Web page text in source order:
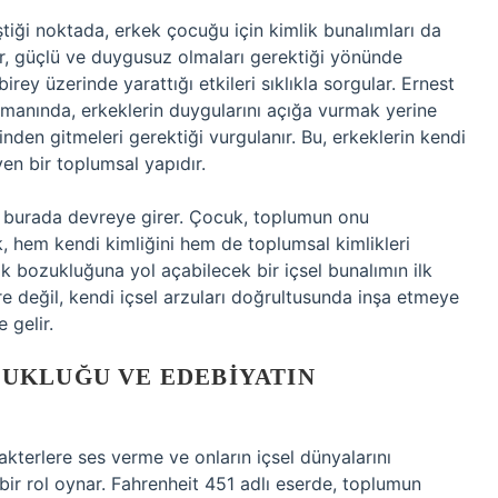
noktada, erkek çocuğu için kimlik bunalımları da
güçlü ve duygusuz olmaları gerektiği yönünde
üzerinde yarattığı etkileri sıklıkla sorgular. Ernest
erkeklerin duygularını açığa vurmak yerine
gitmeleri gerektiği vurgulanır. Bu, erkeklerin kendi
bir toplumsal yapıdır.
devreye girer. Çocuk, toplumun onu
hem kendi kimliğini hem de toplumsal kimlikleri
bozukluğuna yol açabilecek bir içsel bunalımın ilk
değil, kendi içsel arzuları doğrultusunda inşa etmeye
gelir.
VE EDEBIYATIN
ses verme ve onların içsel dünyalarını
rol oynar. Fahrenheit 451 adlı eserde, toplumun